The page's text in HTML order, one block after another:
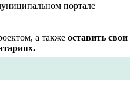
портале
а также оставить свои